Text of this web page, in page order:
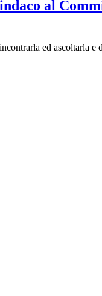
al
ed ascoltarla